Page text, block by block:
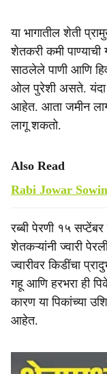
या भागातील शेती
शेतकरी कमी
साठलेले पाणी आणि
ओल पुरेशी असते. यंदा
आहेत. आता जमीन
लागू शकतो.
Also Read
Rabi Jowar Sowing
रब्बी पेरणी १५
शेतकऱ्यांनी ज्वारी
ज्वारीवर किडींचा
गहू आणि हरभरा ही
कारण या पिकांच्या
आहेत.